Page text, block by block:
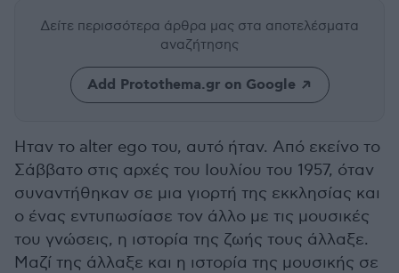
Δείτε περισσότερα άρθρα μας στα αποτελέσματα
αναζήτησης
Add Protothema.gr on Google
Ηταν το alter ego του, αυτό ήταν. Από εκείνο το
Σάββατο στις αρχές του Ιουλίου του 1957, όταν
συναντήθηκαν σε μια γιορτή της εκκλησίας και
ο ένας εντυπωσίασε τον άλλο με τις μουσικές
του γνώσεις, η ιστορία της ζωής τους άλλαξε.
Μαζί της άλλαξε και η ιστορία της μουσικής σε